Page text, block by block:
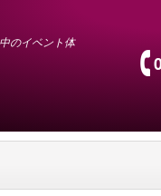
のイベント体